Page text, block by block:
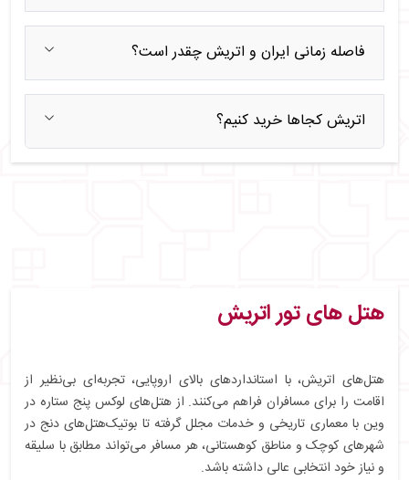
فاصله زمانی ایران و اتریش چقدر است؟
اتریش کجاها خرید کنیم؟
هتل‌ های تور اتریش
هتل‌های اتریش، با استانداردهای بالای اروپایی، تجربه‌ای بی‌نظیر از
اقامت را برای مسافران فراهم می‌کنند. از هتل‌های لوکس پنج ستاره در
وین با معماری تاریخی و خدمات مجلل گرفته تا بوتیک‌هتل‌های دنج در
شهرهای کوچک و مناطق کوهستانی، هر مسافر می‌تواند مطابق با سلیقه
و نیاز خود انتخابی عالی داشته باشد.